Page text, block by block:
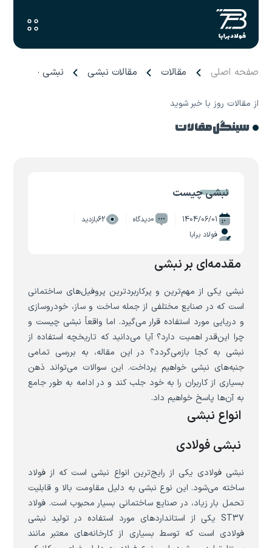
صفحه اصلی مقالات مقالات نبشی نبشی چیست
از مقالات روز با خبر شوید
سینگل مقالات
نبشی چیست
1404/06/01 0دیدگاه
62بازدید
فولاد برابا
مقدمه‌ای بر نبشی
نبشی یکی از مهم‌ترین و پرکاربردترین پروفیل‌های ساختمانی
است که در صنایع مختلفی از جمله ساخت و ساز، خودروسازی
و دریایی مورد استفاده قرار می‌گیرد. اما واقعاً نبشی چیست و
چرا این‌قدر اهمیت دارد؟ آیا می‌دانید که تاریخچه استفاده از
نبشی به کجا بازمی‌گردد؟ در این مقاله، به بررسی تمامی
جنبه‌های نبشی خواهیم پرداخت. این سوالات می‌تواند ذهن
بسیاری از کاربران را به خود جلب کند و در ادامه به طور جامع
به آن‌ها پاسخ خواهیم داد.
انواع نبشی
نبشی فولادی
نبشی فولادی یکی از رایج‌ترین انواع نبشی است که از فولاد
ساخته می‌شود. این نوع نبشی به دلیل مقاومت بالا و قابلیت
تحمل بار زیاد، در صنایع ساختمانی بسیار محبوب است. فولاد
ST37 یکی از استانداردهای مورد استفاده در تولید نبشی
فولادی است که توسط بسیاری از کارخانه‌های معتبر مانند